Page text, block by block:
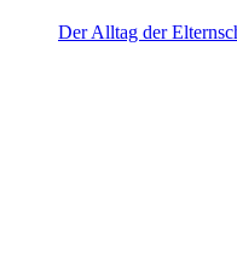
Der Alltag der